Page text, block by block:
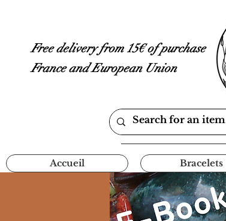
Free delivery from 15€ of purchase
France and European Union
Accueil Bracelets